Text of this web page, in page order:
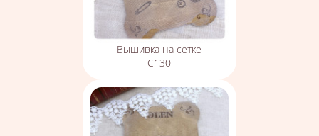
Вышивка на сетке
С130